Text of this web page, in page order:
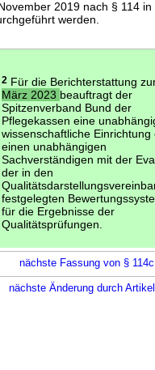
2019 nach § 114 in
werden.
2 Für die Berichterstattung
März 2023 beauftragt der
Spitzenverband Bund der
Pflegekassen eine
wissenschaftliche Einrichtung
einen unabhängigen
Sachverständigen mit der
der in den
festgelegten
für die Ergebnisse der
Qualitätsprüfungen.
nächste Fassung von §
nächste Änderung durch